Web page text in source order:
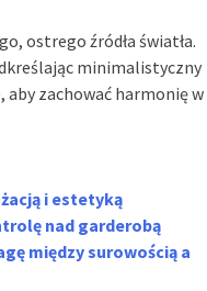
ostrego źródła światła.
minimalistyczny
zachować harmonię w
i estetyką
nad garderobą
między surowością a